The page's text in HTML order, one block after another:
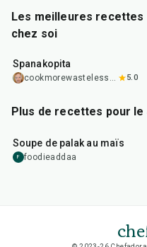
Les meilleures recettes
chez soi
1hr30min
Spanakopita
cookmorewasteless12 5.0
Plus de recettes pour le
Soupe de palak au maïs
F foodieaddaa